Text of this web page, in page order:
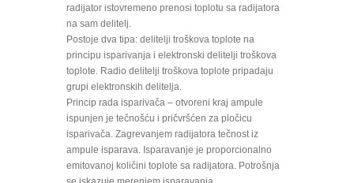
radijator istovremeno prenosi toplotu sa radijatora
na sam delitelj.
Postoje dva tipa: delitelji troškova toplote na
principu isparivanja i elektronski delitelji troškova
toplote. Radio delitelji troškova toplote pripadaju
grupi elektronskih delitelja.
Princip rada isparivača – otvoreni kraj ampule
ispunjen je tečnošću i pričvršćen za pločicu
isparivača. Zagrevanjem radijatora tečnost iz
ampule isparava. Isparavanje je proporcionalno
emitovanoj količini toplote sa radijatora. Potrošnja